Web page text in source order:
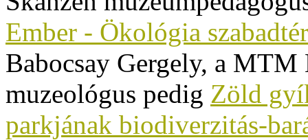
Ember - Ökológia
Babocsay Gergely, a
muzeológus pedig Zöld
parkjának biodiverzitás-